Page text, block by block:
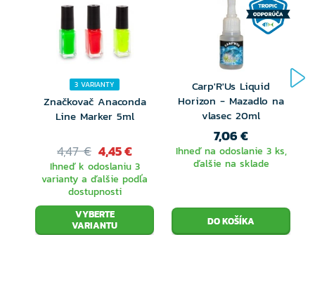
výbornú nosnosťou a oderuvzdornosťou. Špecifická
zelená fluo farba zaisťuje jej dobrú viditeľnosť v
akýchkoľvek podmienkach, aj pri nočnom love.
Nespornou devízou je jej farebná stálosť.
Vlákna, z ktorých je šnúra pletená sú vyrobené z
farebného granulátu, čo znamená, že farba nemôže
vyblednúť ani po dlhodobejšom používaní, tak ako sa
to pri šnúrach bežne stáva.
3 VARIANTY
Značkovač Anaconda
Line Marker 5ml
4,47 € 4,45 €
Ihneď k odoslaniu 3
varianty a ďalšie podľa
dostupnosti
VYBERTE
VARIANTU
Carp'R'Us Liquid
Horizon - Mazadlo na
vlasec 20ml
7,06 €
Ihneď na odoslanie 3 ks,
ďalšie na sklade